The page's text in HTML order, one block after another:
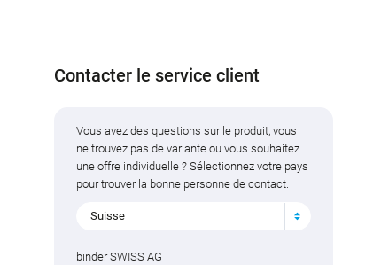
Contacter le service client
Vous avez des questions sur le produit, vous
ne trouvez pas de variante ou vous souhaitez
une offre individuelle ? Sélectionnez votre pays
pour trouver la bonne personne de contact.
Suisse
binder SWISS AG